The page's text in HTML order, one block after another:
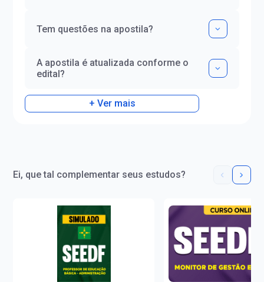
Tem questões na apostila?
A apostila é atualizada conforme o
edital?
+ Ver mais
Ei, que tal complementar seus estudos?